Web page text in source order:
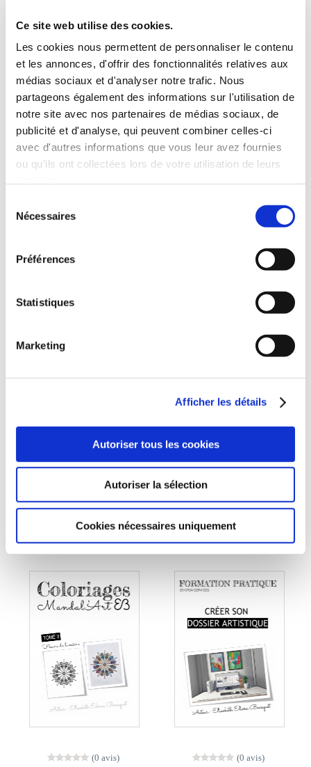
Ce site web utilise des cookies.
Les cookies nous permettent de personnaliser le contenu
et les annonces, d'offrir des fonctionnalités relatives aux
médias sociaux et d'analyser notre trafic. Nous
partageons également des informations sur l'utilisation de
notre site avec nos partenaires de médias sociaux, de
publicité et d'analyse, qui peuvent combiner celles-ci
avec d'autres informations que vous leur avez fournies
ou qu'ils ont collectées lors de votre utilisation de leurs
Nécessaires
Préférences
Statistiques
Marketing
Afficher les détails
Autoriser tous les cookies
Autoriser la sélection
Cookies nécessaires uniquement
BOUSQUET
(COLOURING BOOK)
Activités manuelles &
artistiques
10€00
(COLOURING BOOK)
Activités manuelles &
artistiques
Arts graphiques
23€00
BOUSQUET
CANVAS
Activités manuelles &
24€00
(0 avis) (0 avis)